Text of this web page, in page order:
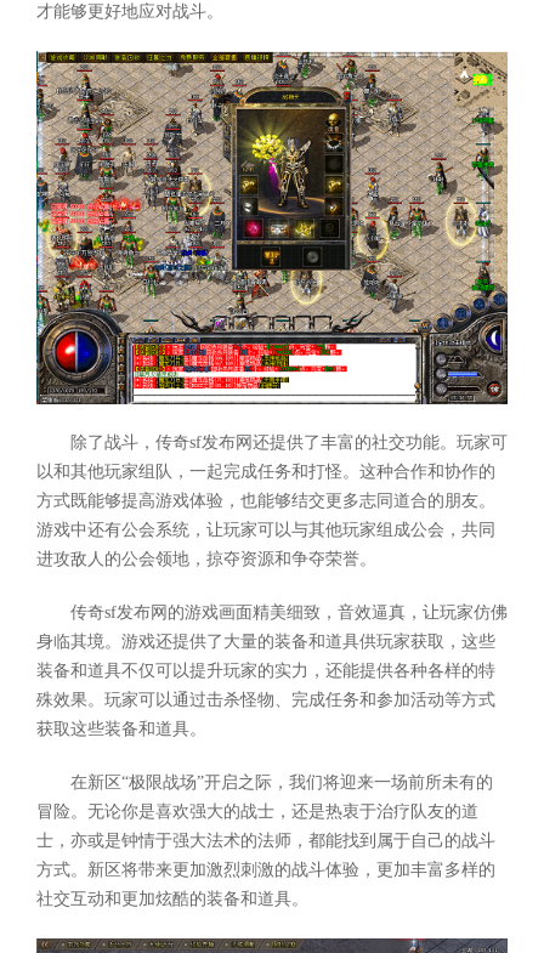
才能够更好地应对战斗。
除了战斗，传奇sf发布网还提供了丰富的社交功能。玩家可
以和其他玩家组队，一起完成任务和打怪。这种合作和协作的
方式既能够提高游戏体验，也能够结交更多志同道合的朋友。
游戏中还有公会系统，让玩家可以与其他玩家组成公会，共同
进攻敌人的公会领地，掠夺资源和争夺荣誉。
传奇sf发布网的游戏画面精美细致，音效逼真，让玩家仿佛
身临其境。游戏还提供了大量的装备和道具供玩家获取，这些
装备和道具不仅可以提升玩家的实力，还能提供各种各样的特
殊效果。玩家可以通过击杀怪物、完成任务和参加活动等方式
获取这些装备和道具。
在新区“极限战场”开启之际，我们将迎来一场前所未有的
冒险。无论你是喜欢强大的战士，还是热衷于治疗队友的道
士，亦或是钟情于强大法术的法师，都能找到属于自己的战斗
方式。新区将带来更加激烈刺激的战斗体验，更加丰富多样的
社交互动和更加炫酷的装备和道具。